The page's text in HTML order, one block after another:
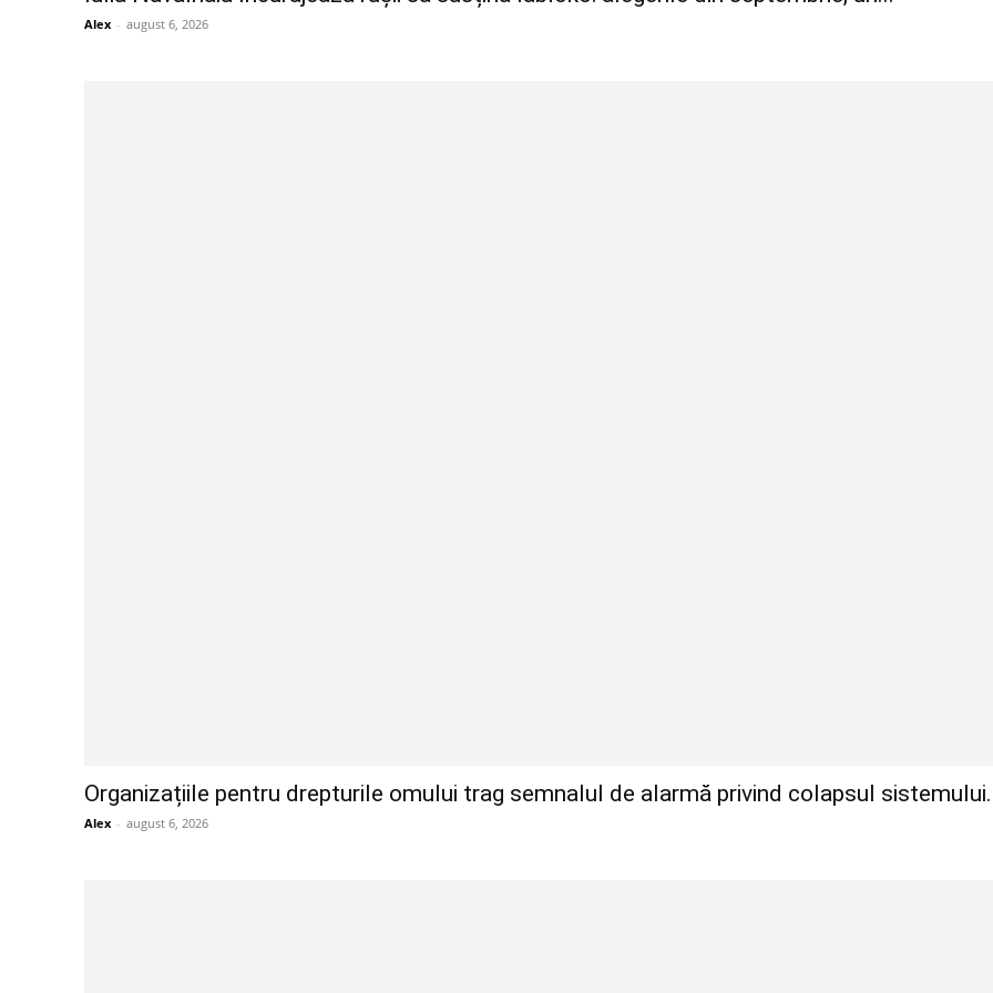
Alex - august 6, 2026
Organizațiile pentru drepturile omului trag semnalul de alarmă privind colapsul
Alex - august 6, 2026